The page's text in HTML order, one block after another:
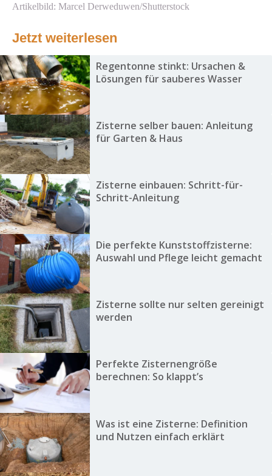
Artikelbild: Marcel Derweduwen/Shutterstock
Jetzt weiterlesen
Regentonne stinkt: Ursachen &
Lösungen für sauberes Wasser
Zisterne selber bauen: Anleitung
für Garten & Haus
Zisterne einbauen: Schritt-für-
Schritt-Anleitung
Die perfekte Kunststoffzisterne:
Auswahl und Pflege leicht gemacht
Zisterne sollte nur selten gereinigt
werden
Perfekte Zisternengröße
berechnen: So klappt’s
Was ist eine Zisterne: Definition
und Nutzen einfach erklärt